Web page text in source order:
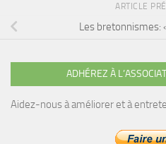
ARTICLE
Les bretonnismes:
ADHÉREZ À
Aidez-nous à améliorer et à